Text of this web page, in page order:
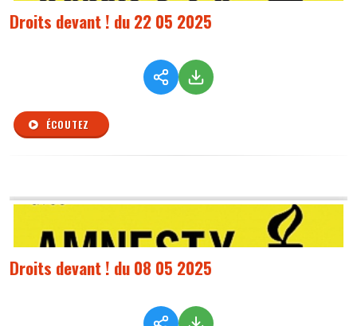
Droits devant ! du 22 05 2025
ÉCOUTEZ
Droits devant ! du 08 05 2025